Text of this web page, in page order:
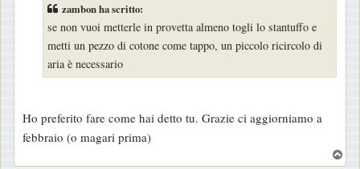
o
zambon ha scritto:
se non vuoi metterle in provetta almeno togli lo stantuffo e
metti un pezzo di cotone come tappo, un piccolo ricircolo di
aria è necessario
Ho preferito fare come hai detto tu. Grazie ci aggiorniamo a
febbraio (o magari prima)